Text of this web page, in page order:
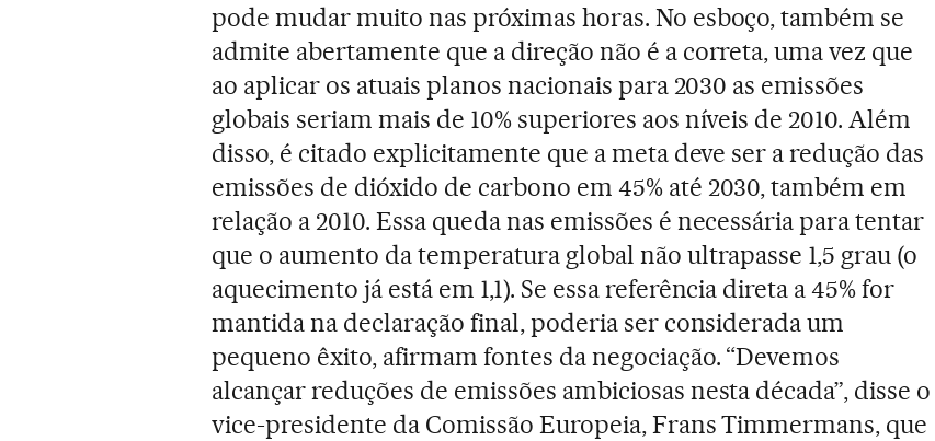
pode mudar muito nas próximas horas. No esboço, também se
admite abertamente que a direção não é a correta, uma vez que
ao aplicar os atuais planos nacionais para 2030 as emissões
globais seriam mais de 10% superiores aos níveis de 2010. Além
disso, é citado explicitamente que a meta deve ser a redução das
emissões de dióxido de carbono em 45% até 2030, também em
relação a 2010. Essa queda nas emissões é necessária para tentar
que o aumento da temperatura global não ultrapasse 1,5 grau (o
aquecimento já está em 1,1). Se essa referência direta a 45% for
mantida na declaração final, poderia ser considerada um
pequeno êxito, afirmam fontes da negociação. “Devemos
alcançar reduções de emissões ambiciosas nesta década”, disse o
vice-presidente da Comissão Europeia, Frans Timmermans, que